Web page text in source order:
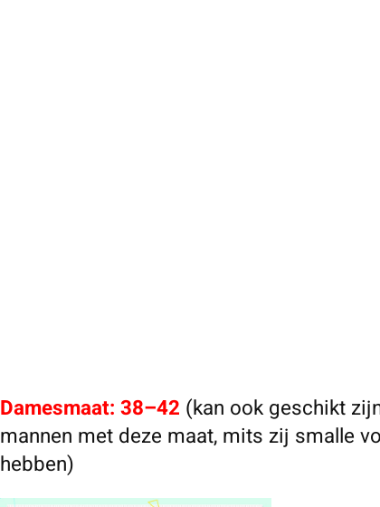
Damesmaat: 38–42 (kan ook geschikt
mannen met deze maat, mits zij smalle
hebben)